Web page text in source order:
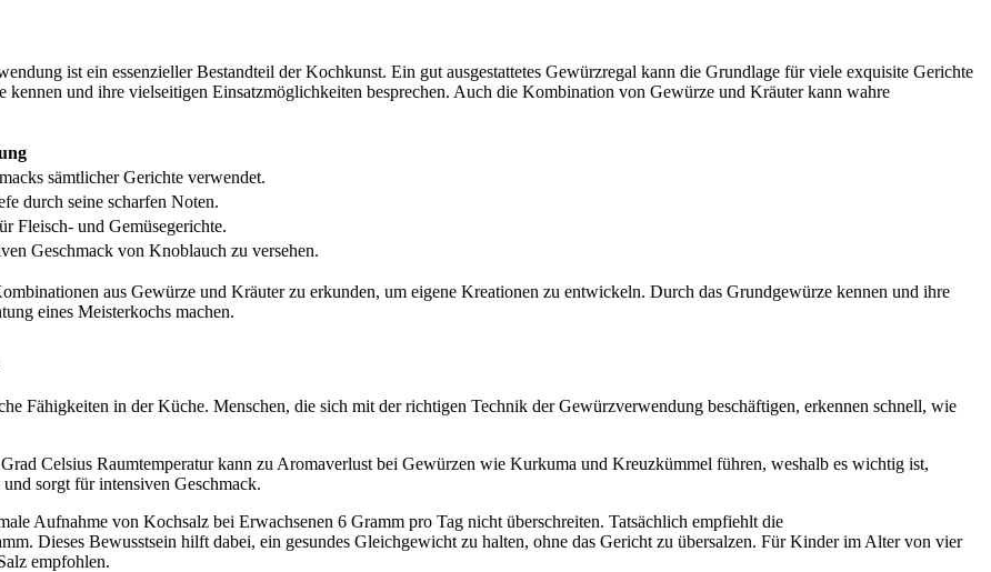
ist ein essenzieller Bestandteil der Kochkunst. Ein gut ausgestattetes Gewürzregal kann die Grundlage für viele exquisite Gerichte
und ihre vielseitigen Einsatzmöglichkeiten besprechen. Auch die Kombination von Gewürze und Kräuter kann wahre
sämtlicher Gerichte verwendet.
durch seine scharfen Noten.
Fleisch- und Gemüsegerichte.
Geschmack von Knoblauch zu versehen.
aus Gewürze und Kräuter zu erkunden, um eigene Kreationen zu entwickeln. Durch das Grundgewürze kennen und ihre
eines Meisterkochs machen.
Fähigkeiten in der Küche. Menschen, die sich mit der richtigen Technik der Gewürzverwendung beschäftigen, erkennen schnell, wie
Celsius Raumtemperatur kann zu Aromaverlust bei Gewürzen wie Kurkuma und Kreuzkümmel führen, weshalb es wichtig ist,
sorgt für intensiven Geschmack.
Aufnahme von Kochsalz bei Erwachsenen 6 Gramm pro Tag nicht überschreiten. Tatsächlich empfiehlt die
Dieses Bewusstsein hilft dabei, ein gesundes Gleichgewicht zu halten, ohne das Gericht zu übersalzen. Für Kinder im Alter von vier
empfohlen.